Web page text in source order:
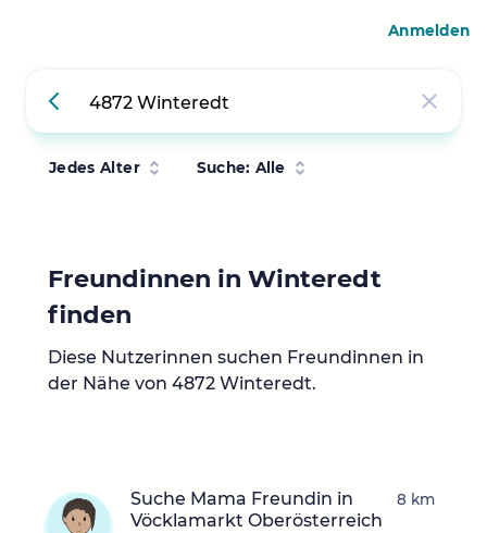
Jedes Alter Suche: Alle
Freundinnen in Winteredt
finden
Diese Nutzerinnen suchen Freundinnen in
der Nähe von 4872 Winteredt.
Suche Mama Freundin in
Vöcklamarkt Oberösterreich
8 km
Anmelden